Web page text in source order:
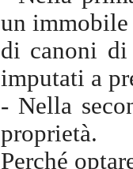
un immobile
di canoni di
imputati a
- Nella
proprietà.
Perché